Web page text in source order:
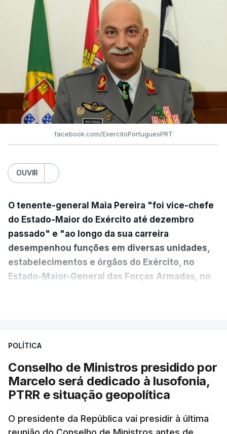
facebook.com/ExercitoPortuguesPRT
OUVIR
O tenente-general Maia Pereira "foi vice-chefe
do Estado-Maior do Exército até dezembro
passado" e "ao longo da sua carreira
desempenhou funções em diversas unidades,
estabelecimentos e órgãos do Exército, no
Estado-Maior-General das Forças Armadas, no
Da sua experiência no terreno, é destacada a
Forças Nacionais Destacadas, como
comandante do 2.º Batalhão Mecanizado, da
Reserva Tática do Comandante da Força da
NATO no Kosovo, e, mais recentemente, na
MINUSCA, como 2.º comandante da Força
POLÍTICA
Conselho de Ministros presidido por
Marcelo será dedicado à lusofonia,
PTRR e situação geopolítica
O presidente da República vai presidir à última